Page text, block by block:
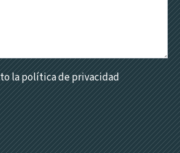
la política de privacidad